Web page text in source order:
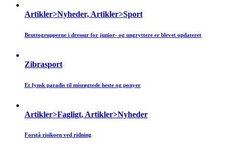
Artikler>Nyheder, Artikler>Sport
Bruttogrupperne i dressur for junior- og ungryttere er blevet opdateret
Zibrasport
Et fynsk paradis til misrøgtede heste og ponyer
Artikler>Fagligt, Artikler>Nyheder
Forstå risikoen ved ridning